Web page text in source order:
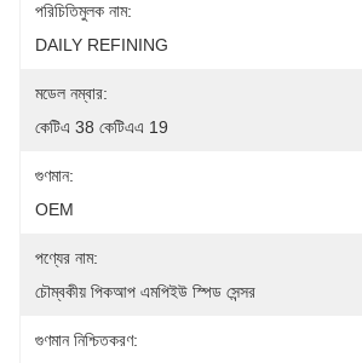
পরিচিতিমুলক নাম:
DAILY REFINING
মডেল নম্বার:
কেটিএ 38 কেটিএএ 19
গুণমান:
OEM
পণ্যের নাম:
চৌম্বকীয় পিকআপ এমপিইউ স্পিড সেন্সর
গুণমান নিশ্চিতকরণ: